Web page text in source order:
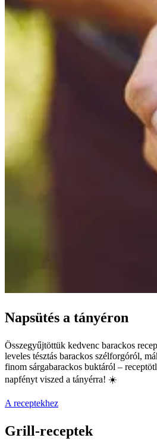
Napsütés a tányéron
Összegyűjtöttük kedvenc barackos
leveles tésztás barackos szélforgóról,
finom sárgabarackos buktáról –
napfényt viszed a tányérra! ☀️
A receptekhez
Grill-receptek